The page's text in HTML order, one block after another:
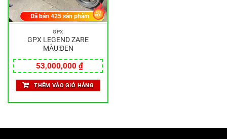
GPX
GPX LEGEND ZARE
MÀU:ĐEN
53,000,000 ₫
Đã bán425 sản phẩm
THÊM VÀO GIỎ HÀNG